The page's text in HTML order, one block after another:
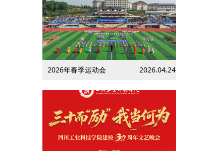
2026年春季运动会 2026.04.24